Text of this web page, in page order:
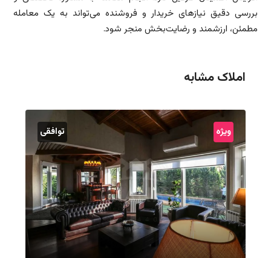
بررسی دقیق نیازهای خریدار و فروشنده می‌تواند به یک معامله
مطمئن، ارزشمند و رضایت‌بخش منجر شود.
املاک مشابه
ویژه توافقی